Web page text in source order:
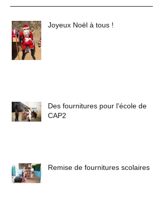
Joyeux Noël à tous !
Des fournitures pour l'école de
CAP2
Remise de fournitures scolaires